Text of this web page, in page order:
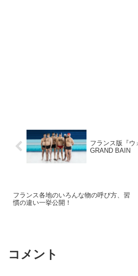
フランス版『ウ
GRAND BAIN
フランス各地のいろんな物の呼び方、習
慣の違い一挙公開！
コメント